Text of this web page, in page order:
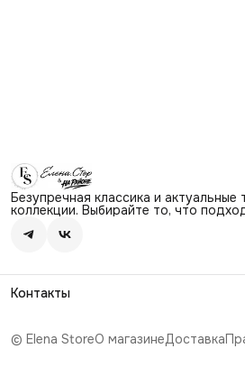
Безупречная классика и
коллекции. Выбирайте то, что
Контакты
напротив магазина Лайм
© Elena StoreО магазинеДоставка